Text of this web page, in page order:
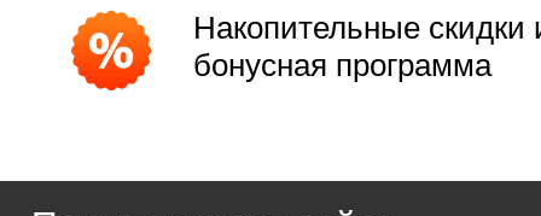
Накопительные скидки
бонусная программа